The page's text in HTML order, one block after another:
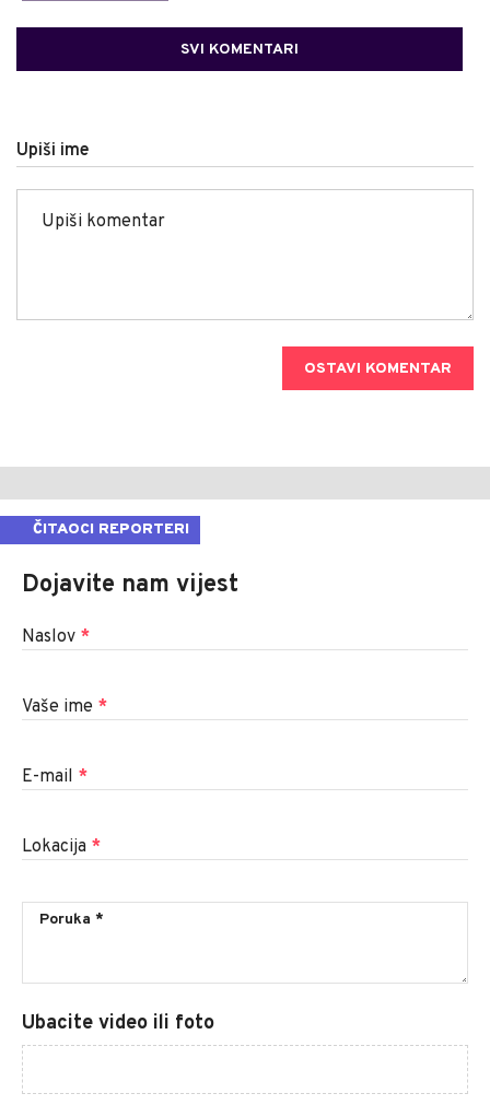
SVI KOMENTARI
Upiši ime
OSTAVI KOMENTAR
ČITAOCI REPORTERI
Dojavite nam vijest
Naslov *
Vaše ime *
E-mail *
Lokacija *
Ubacite video ili foto